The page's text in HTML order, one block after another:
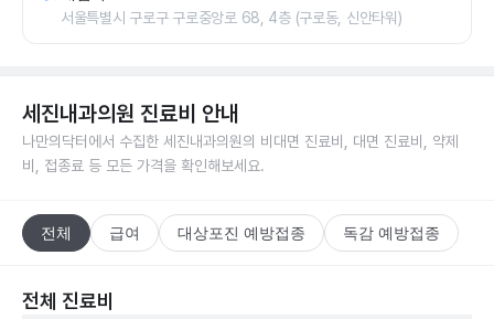
서울특별시 구로구 구로중앙로 68, 4층 (구로동, 신안타워)
세진내과의원 진료비 안내
나만의닥터에서 수집한 세진내과의원의 비대면 진료비, 대면 진료비, 약제
비, 접종료 등 모든 가격을 확인해보세요.
전체 급여 대상포진 예방접종 독감 예방접종
전체 진료비